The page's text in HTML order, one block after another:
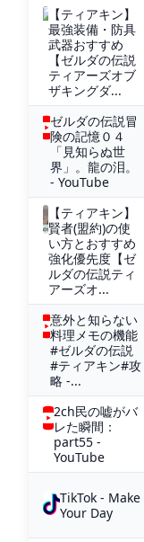
【ティアキン】
最強装備・防具
武器おすすめ
【ゼルダの伝説
ティアーズオブ
ザキングダ...
ゼルダの伝説冒
険の記憶０４
「見知らぬ世
界」。龍の泪。
- YouTube
【ティアキン】
賢者(盟約)の使
い方とおすすめ
強化優先度【ゼ
ルダの伝説ティ
アーズオ...
意外と知らない
料理メモの機能
#ゼルダの伝説
#ティアキン#攻
略 -...
2ch民の嘘がバ
レた瞬間：
part55 -
YouTube
TikTok - Make
Your Day